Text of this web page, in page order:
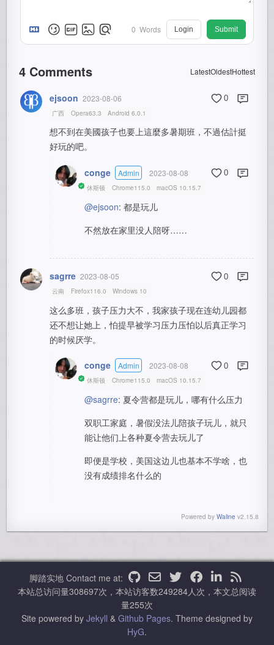
0 Words Login Submit
4 Comments LatestOldestHottest
ejsoon 2023-08-06 0
广西 Opera63.3 Android 6.0.1
想不到在美國孩子也要上這麼多暑期班，不過估計挺
好玩的吧。
conge Admin 2023-08-08 0
休斯顿 Chrome115.0 macOS 10.15.7
@ejsoon: 都是玩儿
不然放在家里没人陪呀……
sagrre 2023-08-05 0
云南 Firefox116.0 Windows 10
这么多班，孩子压力大不，我家孩子现在连幼儿园都
还不想让她上，怕提早被学习压力压怕以后真正学习
的时候厌学。
conge Admin 2023-08-08 0
休斯顿 Chrome115.0 macOS 10.15.7
@sagrre: 夏令营都是玩儿，哪有什么压力
双职工家庭，暑假没法儿陪孩子玩儿，就只
能让他们上各种夏令营去玩儿了
即便是学校，美国这边儿也基本不学啥，也
没有成绩排名什么的
Powered by Waline v2.15.8
脚踏实地 Contact me at:
本站总访问量308697次，本站访客数249284人次，本文总阅读
量255次
Site powered by Jekyll & Github Pages. Theme designed by
HyG.